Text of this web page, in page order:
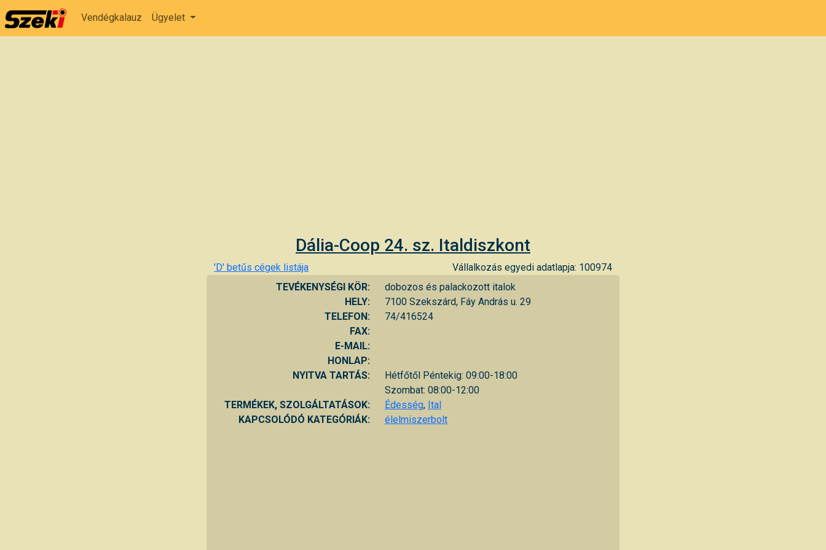
Vendégkalauz Ügyelet
Dália-Coop 24. sz. Italdiszkont
'D' betűs cégek listája
Vállalkozás egyedi adatlapja: 100974
TEVÉKENYSÉGI KÖR:
dobozos és palackozott italok
HELY:
7100 Szekszárd, Fáy András u. 29
TELEFON:
74/416524
FAX:
E-MAIL:
HONLAP:
NYITVA TARTÁS:
Hétfőtől Péntekig: 09:00-18:00
Szombat: 08:00-12:00
TERMÉKEK, SZOLGÁLTATÁSOK:
Édesség, Ital
KAPCSOLÓDÓ KATEGÓRIÁK:
élelmiszerbolt